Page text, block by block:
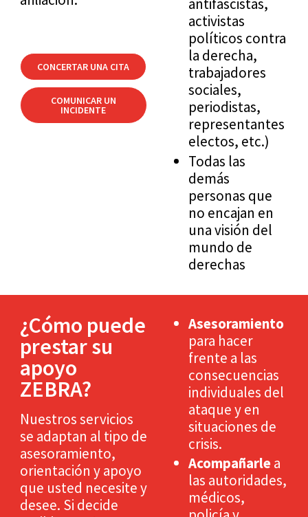
CONCERTAR UNA CITA
COMUNICAR UN
INCIDENTE
antifascistas,
activistas
políticos contra
la derecha,
trabajadores
sociales,
periodistas,
representantes
electos, etc.)
Todas las
demás
personas que
no encajan en
una visión del
mundo de
derechas
¿Cómo puede
prestar su
apoyo
ZEBRA?
Nuestros servicios
se adaptan al tipo de
asesoramiento,
orientación y apoyo
que usted necesite y
desee. Si decide
Asesoramiento
para hacer
frente a las
consecuencias
individuales del
ataque y en
situaciones de
crisis.
Acompañarlea
las autoridades,
médicos,